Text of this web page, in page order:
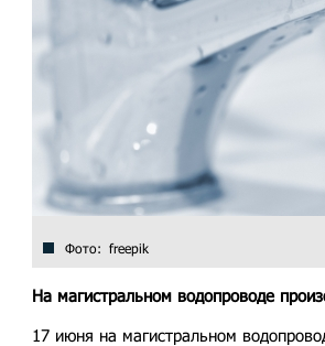
Фото: freepik
На магистральном водопроводе
17 июня на магистральном